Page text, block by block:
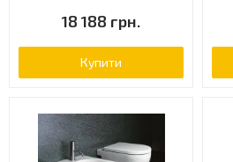
18 188 грн.
Купити